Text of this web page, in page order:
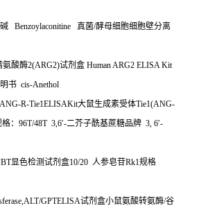
Benzoylaconitine 真菌/酵母细胞细胞壁分离
氨酸酶2(ARG2)试剂盒 Human ARG2 ELISA Kit
书 cis-Anethol
R-Tie1ELISAKit大鼠生成素受体Tie1(ANG-
： 96T/48T 3,6′-二芥子酰基蔗糖品牌 3, 6′-
显色检测试剂盒10/20 人参皂苷Rk1规格
GPTELISA试剂盒小鼠氨酸转氨酶/谷